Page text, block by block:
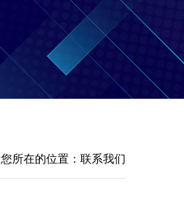
您所在的位置：联系我们